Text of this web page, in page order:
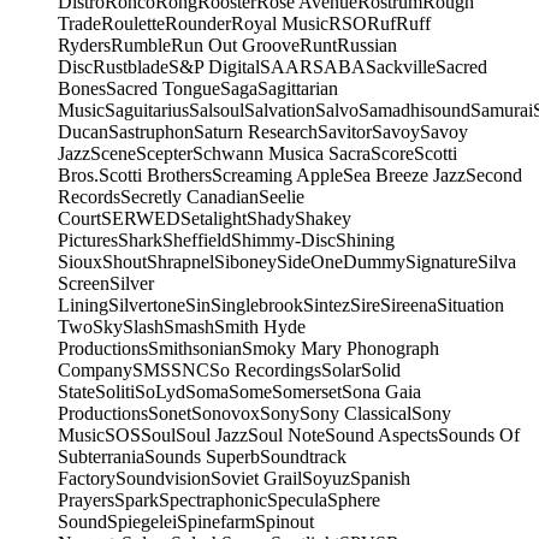
TradeRouletteRounderRoyal MusicRSORufRuff
RydersRumbleRun Out GrooveRuntRussian
DiscRustbladeS&P DigitalSAARSABASackvilleSacred
BonesSacred TongueSagaSagittarian
MusicSaguitariusSalsoulSalvationSalvoSamadhisoundSamurai
DucanSastruphonSaturn ResearchSavitorSavoySavoy
JazzSceneScepterSchwann Musica SacraScoreScotti
Bros.Scotti BrothersScreaming AppleSea Breeze JazzSecond
RecordsSecretly CanadianSeelie
CourtSERWEDSetalightShadyShakey
PicturesSharkSheffieldShimmy-DiscShining
SiouxShoutShrapnelSiboneySideOneDummySignatureSilva
ScreenSilver
LiningSilvertoneSinSinglebrookSintezSireSireenaSituation
TwoSkySlashSmashSmith Hyde
ProductionsSmithsonianSmoky Mary Phonograph
CompanySMSSNCSo RecordingsSolarSolid
StateSolitiSoLydSomaSomeSomersetSona Gaia
ProductionsSonetSonovoxSonySony ClassicalSony
MusicSOSSoulSoul JazzSoul NoteSound AspectsSounds Of
SubterraniaSounds SuperbSoundtrack
FactorySoundvisionSoviet GrailSoyuzSpanish
PrayersSparkSpectraphonicSpeculaSphere
SoundSpiegeleiSpinefarmSpinout